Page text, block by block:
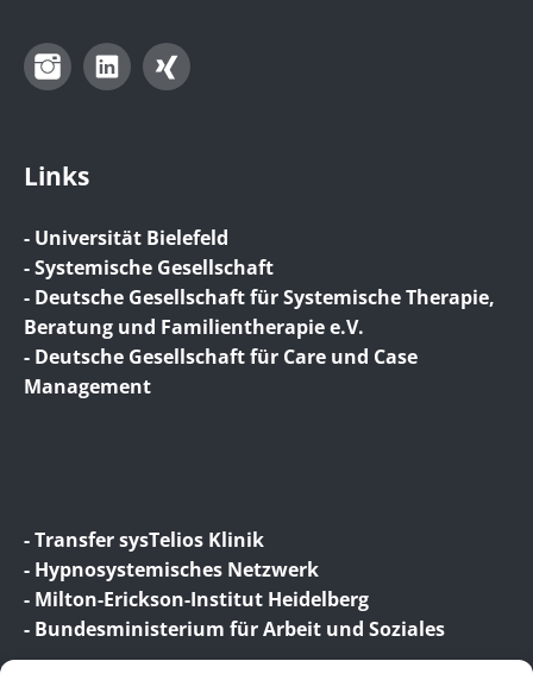
InstagramLinkedIn
Links
- Universität Bielefeld
- Systemische Gesellschaft
- Deutsche Gesellschaft für Systemische Therapie,
Beratung und Familientherapie e.V.
- Deutsche Gesellschaft für Care und Case
Management
- Transfer sysTelios Klinik
- Hypnosystemisches Netzwerk
- Milton-Erickson-Institut Heidelberg
- Bundesministerium für Arbeit und Soziales